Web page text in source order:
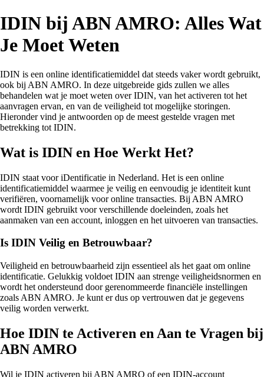
IDIN bij ABN AMRO: Alles Wat
Je Moet Weten
IDIN is een online identificatiemiddel dat steeds vaker wordt gebruikt,
ook bij ABN AMRO. In deze uitgebreide gids zullen we alles
behandelen wat je moet weten over IDIN, van het activeren tot het
aanvragen ervan, en van de veiligheid tot mogelijke storingen.
Hieronder vind je antwoorden op de meest gestelde vragen met
betrekking tot IDIN.
Wat is IDIN en Hoe Werkt Het?
IDIN staat voor iDentificatie in Nederland. Het is een online
identificatiemiddel waarmee je veilig en eenvoudig je identiteit kunt
verifiëren, voornamelijk voor online transacties. Bij ABN AMRO
wordt IDIN gebruikt voor verschillende doeleinden, zoals het
aanmaken van een account, inloggen en het uitvoeren van transacties.
Is IDIN Veilig en Betrouwbaar?
Veiligheid en betrouwbaarheid zijn essentieel als het gaat om online
identificatie. Gelukkig voldoet IDIN aan strenge veiligheidsnormen en
wordt het ondersteund door gerenommeerde financiële instellingen
zoals ABN AMRO. Je kunt er dus op vertrouwen dat je gegevens
veilig worden verwerkt.
Hoe IDIN te Activeren en Aan te Vragen bij
ABN AMRO
Wil je IDIN activeren bij ABN AMRO of een IDIN-account